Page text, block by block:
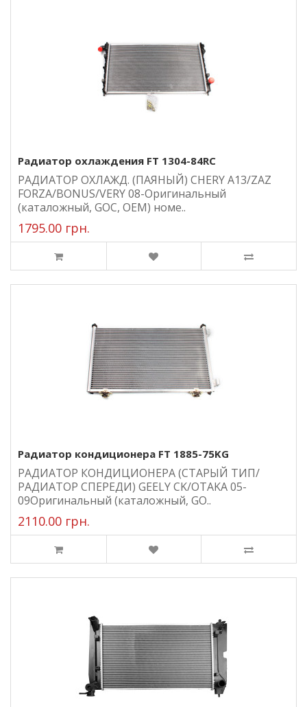
Радиатор охлаждения FT 1304-84RC
РАДИАТОР ОХЛАЖД. (ПАЯНЫЙ) CHERY A13/ZAZ
FORZA/BONUS/VERY 08-Оригинальный
(каталожный, GOC, ОЕМ) номе..
1795.00 грн.
Радиатор кондиционера FT 1885-75KG
РАДИАТОР КОНДИЦИОНЕРА (СТАРЫЙ ТИП/
РАДИАТОР СПЕРЕДИ) GEELY CK/OTAKA 05-
09Оригинальный (каталожный, GO..
2110.00 грн.